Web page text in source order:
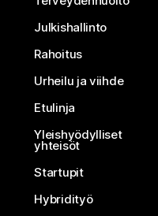
Julkishallinto
Rahoitus
Urheilu ja viihde
Etulinja
Yleishyödylliset
yhteisöt
Startupit
Hybridityö